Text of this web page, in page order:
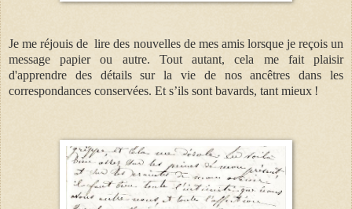
Je me réjouis de lire des nouvelles de mes amis lorsque je reçois un
message papier ou autre. Tout autant, cela me fait plaisir
d'apprendre des détails sur la vie de nos ancêtres dans les
correspondances conservées. Et s’ils sont bavards, tant mieux !